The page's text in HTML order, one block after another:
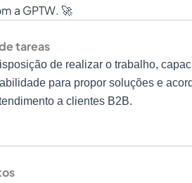
a GPTW. 🚀
tareas
de realizar o trabalho,
para propor soluções e
a clientes B2B.